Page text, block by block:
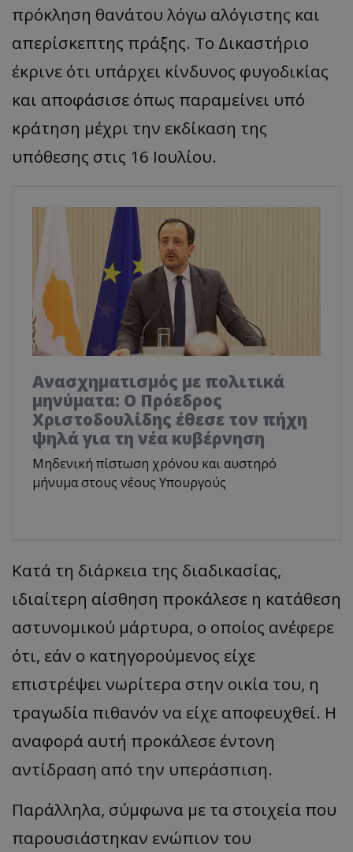
πρόκληση θανάτου λόγω αλόγιστης και
απερίσκεπτης πράξης. Το Δικαστήριο
έκρινε ότι υπάρχει κίνδυνος φυγοδικίας
και αποφάσισε όπως παραμείνει υπό
κράτηση μέχρι την εκδίκαση της
υπόθεσης στις 16 Ιουλίου.
Ανασχηματισμός με πολιτικά
μηνύματα: Ο Πρόεδρος
Χριστοδουλίδης έθεσε τον πήχη
ψηλά για τη νέα κυβέρνηση
Μηδενική πίστωση χρόνου και αυστηρό
μήνυμα στους νέους Υπουργούς
Κατά τη διάρκεια της διαδικασίας,
ιδιαίτερη αίσθηση προκάλεσε η κατάθεση
αστυνομικού μάρτυρα, ο οποίος ανέφερε
ότι, εάν ο κατηγορούμενος είχε
επιστρέψει νωρίτερα στην οικία του, η
τραγωδία πιθανόν να είχε αποφευχθεί. Η
αναφορά αυτή προκάλεσε έντονη
αντίδραση από την υπεράσπιση.
Παράλληλα, σύμφωνα με τα στοιχεία που
παρουσιάστηκαν ενώπιον του